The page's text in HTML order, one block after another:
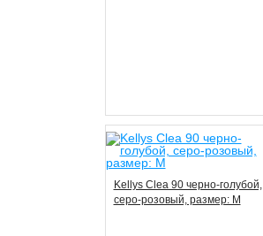
Kellys Clea 90 черно-голубой,
серо-розовый, размер: M